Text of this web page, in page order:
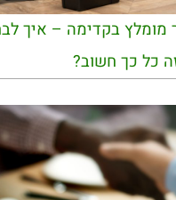
מומלץ בקדימה – איך
כל כך חשוב?